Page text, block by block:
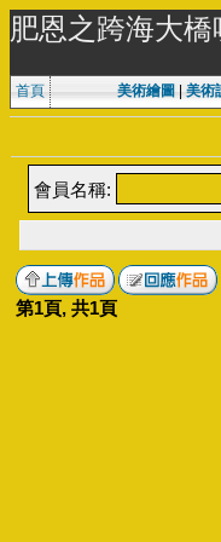
肥恩之跨海大橋
首頁 美術繪圖 美術
會員名稱:
第1頁, 共1頁